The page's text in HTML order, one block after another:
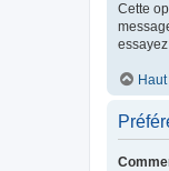
Cette
Haut